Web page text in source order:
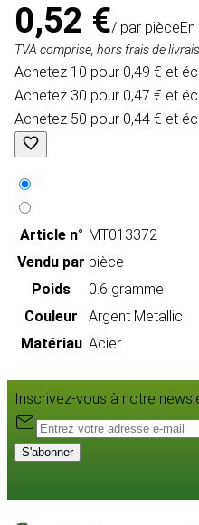
0,52 €/ par pièce
TVA comprise, hors frais de
Achetez 10 pour 0,49 € et
Achetez 30 pour 0,47 € et
Achetez 50 pour 0,44 € et
Article n° MT013372
Vendu par pièce
Poids
0.6 gramme
Couleur
Argent Metallic
Matériau Acier
Inscrivez-vous à notre
S'abonner